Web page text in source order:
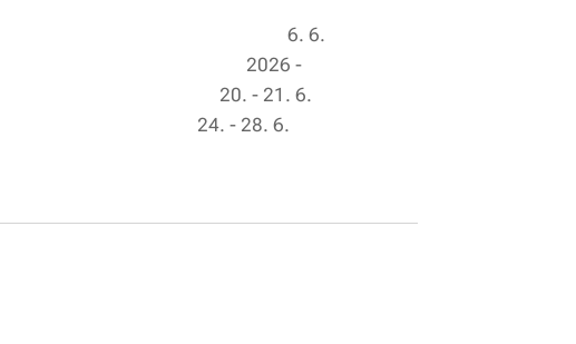
dětí) 6. 6.
2026 -
i rodiče) 20. - 21. 6.
24. - 28. 6.
z MČR )